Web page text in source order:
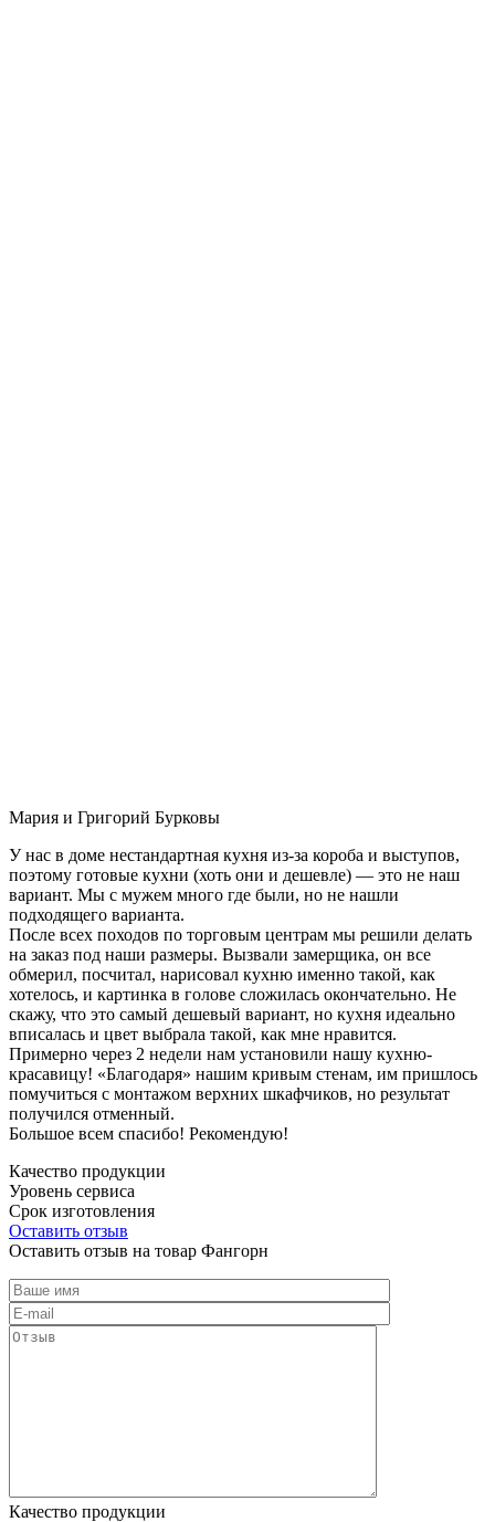
Мария и Григорий Бурковы
У нас в доме нестандартная кухня из-за короба и выступов,
поэтому готовые кухни (хоть они и дешевле) — это не наш
вариант. Мы с мужем много где были, но не нашли
подходящего варианта.
После всех походов по торговым центрам мы решили делать
на заказ под наши размеры. Вызвали замерщика, он все
обмерил, посчитал, нарисовал кухню именно такой, как
хотелось, и картинка в голове сложилась окончательно. Не
скажу, что это самый дешевый вариант, но кухня идеально
вписалась и цвет выбрала такой, как мне нравится.
Примерно через 2 недели нам установили нашу кухню-
красавицу! «Благодаря» нашим кривым стенам, им пришлось
помучиться с монтажом верхних шкафчиков, но результат
получился отменный.
Большое всем спасибо! Рекомендую!
Качество продукции
Уровень сервиса
Срок изготовления
Оставить отзыв
Оставить отзыв на товар Фангорн
Качество продукции